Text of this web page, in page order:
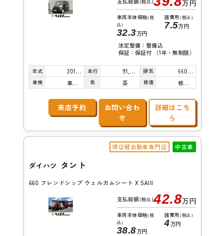
(税込) 万円
車両本体価格(税
込)
32.3万円
諸費用 (税込)
7.5万円
法定整備：整備込
保証：保証付 （1年・無制限）
年式 2015年 走行 91,000km 排気 660cc
車検 車検整備付 色 茶 修復 修復歴無し
来店予約
お問い合わ
せ
詳細はこち
ら
堺店軽自動車専門店 中古車
ダイハツ タント
660 フレンドシップ ウェルカムシート X SAIII
支払総額(税込)42.8万円
車両本体価格(税
込)
38.8万円
諸費用 (税込)
4万円